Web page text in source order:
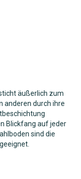
äußerlich zum
anderen durch ihre
Blickfang auf jeder
sind die